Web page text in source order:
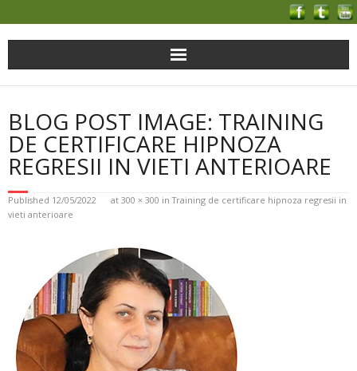
BLOG POST IMAGE: TRAINING
DE CERTIFICARE HIPNOZA
REGRESII IN VIETI ANTERIOARE
Published 12/05/2022 at 300 × 300 inTraining de certificare hipnoza regresii in
vieti anterioare